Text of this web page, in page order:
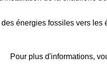
énergies fossiles vers
Pour plus d'informations,